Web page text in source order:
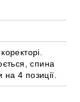
спина
на 4 позиції.